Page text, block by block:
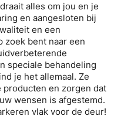
alles om jou en je
en aangesloten bij
en een
zoek bent naar een
speciale behandeling
je het allemaal. Ze
en zorgen dat
wensen is afgestemd.
vlak voor de deur!